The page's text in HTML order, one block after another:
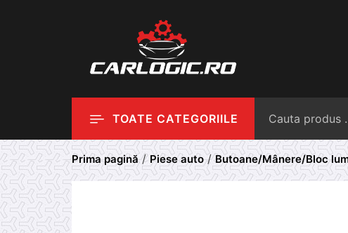
TOATE CATEGORIILE
Prima pagină/ Piese auto/Butoane/Mânere/Bloc